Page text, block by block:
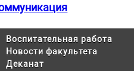
Воспитательная работа
Новости факультета
Деканат